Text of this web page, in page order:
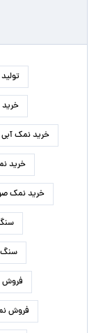
خرید نمک آبی
خرید
خرید نمک
فروش